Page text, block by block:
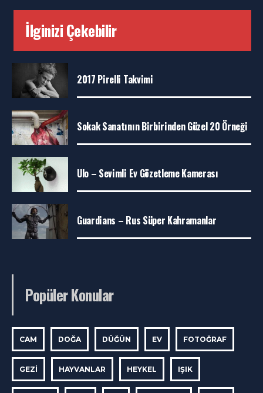
İlginizi Çekebilir
2017 Pirelli Takvimi
Sokak Sanatının Birbirinden Güzel 20 Örneği
Ulo – Sevimli Ev Gözetleme Kamerası
Guardians – Rus Süper Kahramanlar
Popüler Konular
CAM DOĞA DÜĞÜN EV FOTOĞRAF
GEZI HAYVANLAR HEYKEL IŞIK